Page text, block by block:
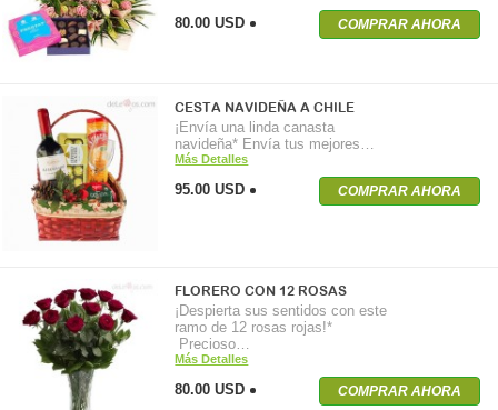
80.00 USD COMPRAR AHORA
CESTA NAVIDEÑA A CHILE
¡Envía una linda canasta
navideña* Envía tus mejores…
Más Detalles
95.00 USD COMPRAR AHORA
FLORERO CON 12 ROSAS
¡Despierta sus sentidos con este
ramo de 12 rosas rojas!*
Precioso…
Más Detalles
80.00 USD COMPRAR AHORA